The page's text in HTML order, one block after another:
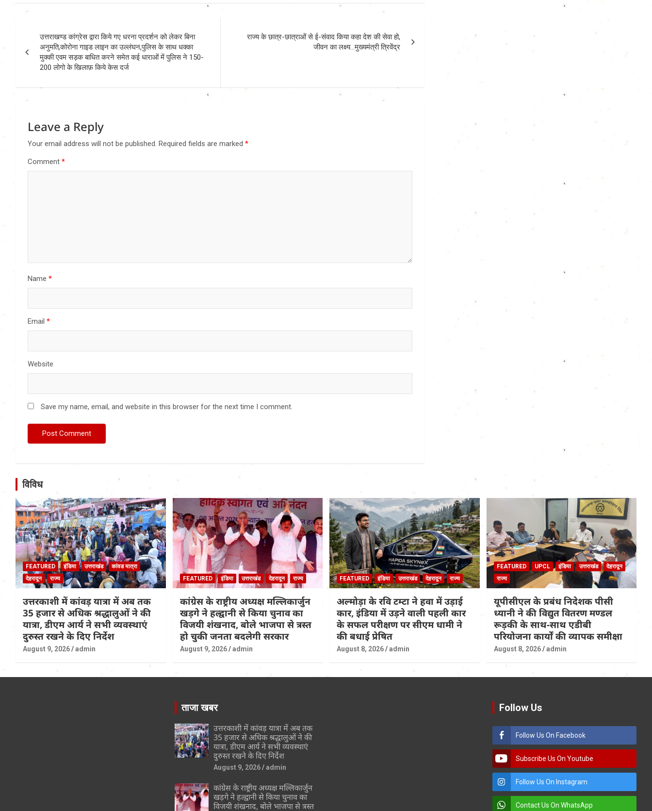
navigation
उत्तराखण्ड कांग्रेस द्वारा किये गए धरना प्रदर्शन को लेकर बिना
अनुमति,कोरोना गाइड लाइन का उल्लंघन,पुलिस के साथ धक्का
मुक्की एवम सड़क बाधित करने समेत कई धाराओं में पुलिस ने 150-
200 लोगो के खिलाफ़ किये केस दर्ज
राज्य के छात्र-छात्राओं से ई-संवाद किया कहा देश की सेवा हो,
जीवन का लक्ष्य…मुख्यमंत्री त्रिवेंद्र
Leave a Reply
Your email address will not be published. Required fields are marked *
Comment *
Name *
Email *
Website
Save my name, email, and website in this browser for the next time I comment.
विविध
FEATURED इंडिया उत्तराखंड
कांवड यात्रा
देहरादून
राज्य
उत्तरकाशी में कांवड़ यात्रा में अब तक
35 हजार से अधिक श्रद्धालुओं ने की
यात्रा, डीएम आर्य ने सभी व्यवस्थाएं
दुरुस्त रखने के दिए निर्देश
August 9, 2026 admin
FEATURED इंडिया उत्तराखंड देहरादून राज्य
कांग्रेस के राष्ट्रीय अध्यक्ष मल्लिकार्जुन
खड़गे ने हल्द्वानी से किया चुनाव का
विजयी शंखनाद, बोले भाजपा से त्रस्त
हो चुकी जनता बदलेगी सरकार
August 9, 2026 admin
FEATURED इंडिया उत्तराखंड देहरादून राज्य
अल्मोड़ा के रवि टम्टा ने हवा में उड़ाई
कार, इंडिया में उड़ने वाली पहली कार
के सफल परीक्षण पर सीएम धामी ने
की बधाई प्रेषित
August 8, 2026 admin
FEATURED UPCL इंडिया उत्तराखंड
देहरादून
राज्य
यूपीसीएल के प्रबंध निदेशक पीसी
ध्यानी ने की विद्युत वितरण मण्डल
रूड़की के साथ-साथ एडीबी
परियोजना कार्यों की व्यापक समीक्षा
August 8, 2026 admin
ताजा खबर
उत्तरकाशी में कांवड़ यात्रा में अब तक
35 हजार से अधिक श्रद्धालुओं ने की
यात्रा, डीएम आर्य ने सभी व्यवस्थाएं
दुरुस्त रखने के दिए निर्देश
August 9, 2026 admin
कांग्रेस के राष्ट्रीय अध्यक्ष मल्लिकार्जुन
खड़गे ने हल्द्वानी से किया चुनाव का
विजयी शंखनाद, बोले भाजपा से त्रस्त
Follow Us
Follow Us On Facebook
Subscribe Us On Youtube
Follow Us On Instagram
Contact Us On WhatsApp